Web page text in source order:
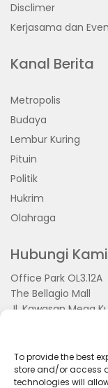
To provide the best
store and/or access
technologies will
Disclimer
Kerjasama dan
Kanal Berita
Metropolis
Budaya
Lembur Kuring
Pituin
Politik
Hukrim
Olahraga
Hubungi Kami
Office Park OL3.12A
The Bellagio Mall
Jl. Kawasan Mega
Kuningan, Kel.